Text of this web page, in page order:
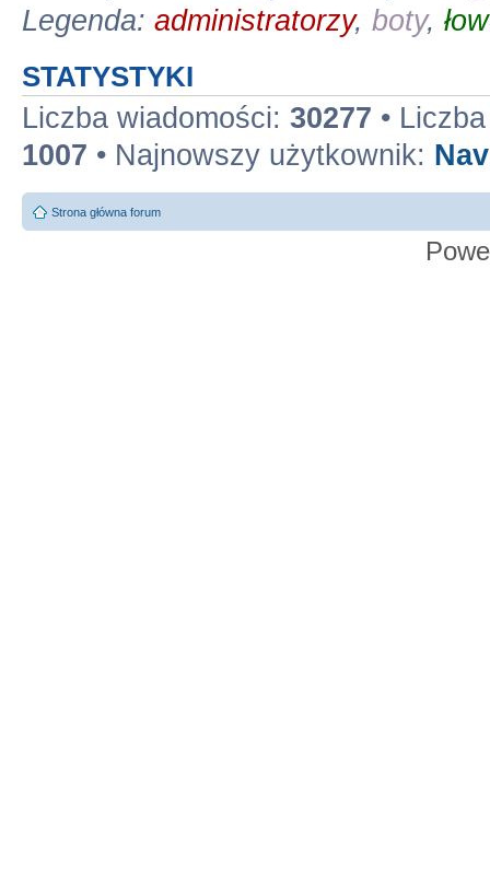
Legenda: administratorzy, boty,
STATYSTYKI
Liczba wiadomości: 30277 •
1007 • Najnowszy użytkownik:
Strona główna forum